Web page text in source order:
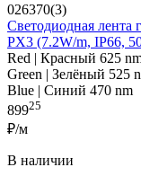
026370(3)
Светодиодная лента
PX3 (7.2W/m, IP66,
Red | Красный 625
Green | Зелёный 525
Blue | Синий 470 nm
89925
₽/м
В наличии